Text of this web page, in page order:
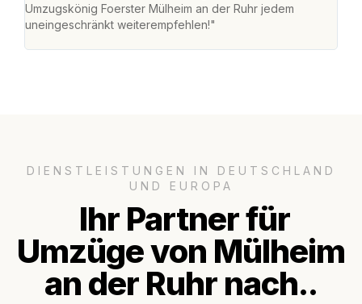
Umzugskönig Foerster Mülheim an der Ruhr jedem
uneingeschränkt weiterempfehlen!"
DIENSTLEISTUNGEN IN DEUTSCHLAND
UND EUROPA
Ihr Partner für
Umzüge von Mülheim
an der Ruhr nach..